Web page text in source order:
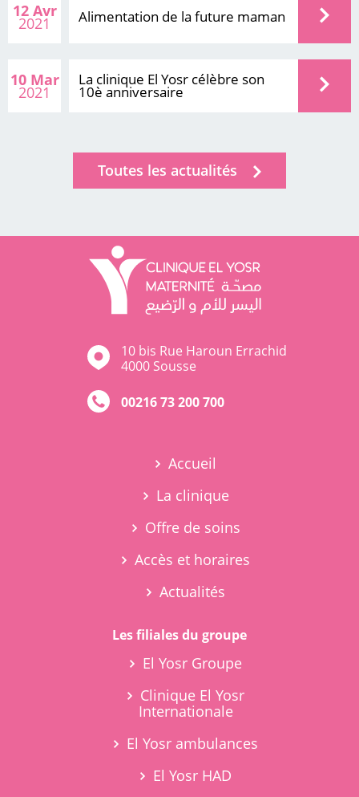
12 Avr
2021 Alimentation de la future maman
10 Mar
2021
La clinique El Yosr célèbre son
10è anniversaire
Toutes les actualités
10 bis Rue Haroun Errachid
4000 Sousse
00216 73 200 700
Accueil
La clinique
Offre de soins
Accès et horaires
Actualités
Les filiales du groupe
El Yosr Groupe
Clinique El Yosr
Internationale
El Yosr ambulances
El Yosr HAD